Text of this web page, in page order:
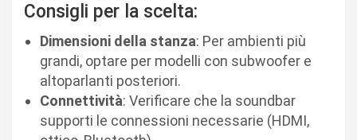
Consigli per la scelta:
Dimensioni della stanza: Per ambienti più
grandi, optare per modelli con subwoofer e
altoparlanti posteriori.
Connettività: Verificare che la soundbar
supporti le connessioni necessarie (HDMI,